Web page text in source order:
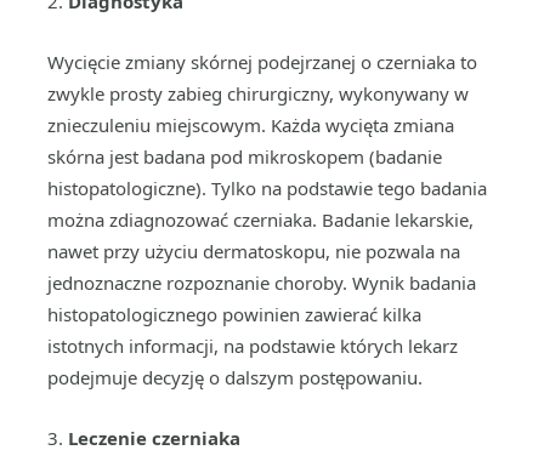
Wycięcie zmiany skórnej podejrzanej o czerniaka to
zwykle prosty zabieg chirurgiczny, wykonywany w
znieczuleniu miejscowym. Każda wycięta zmiana
skórna jest badana pod mikroskopem (badanie
histopatologiczne). Tylko na podstawie tego badania
można zdiagnozować czerniaka. Badanie lekarskie,
nawet przy użyciu dermatoskopu, nie pozwala na
jednoznaczne rozpoznanie choroby. Wynik badania
histopatologicznego powinien zawierać kilka
istotnych informacji, na podstawie których lekarz
podejmuje decyzję o dalszym postępowaniu.
3. Leczenie czerniaka